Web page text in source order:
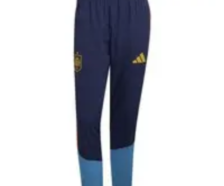
Consejos y EstrategiasConsejos de Aprendizaje
Educación Online
Formación en Español